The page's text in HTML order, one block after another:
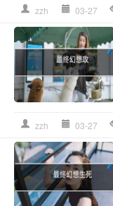
zzh 03-27
zzh 03-27